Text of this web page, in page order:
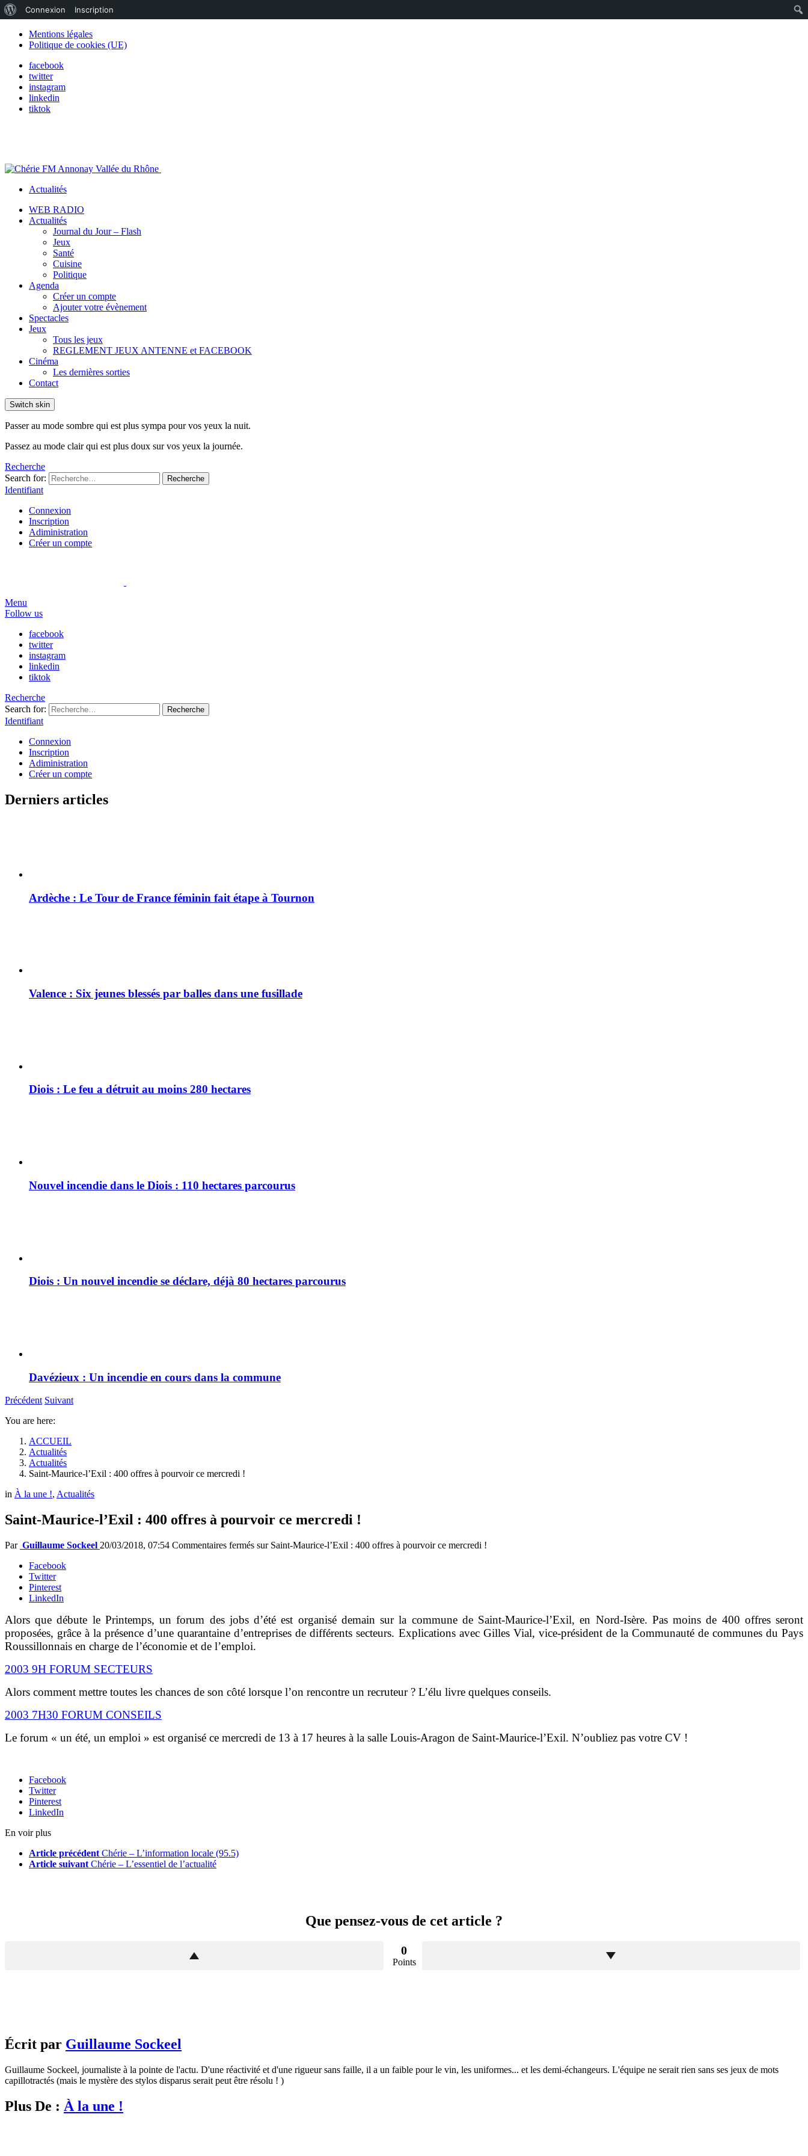
Mentions légales
Politique de cookies (UE)
facebook
twitter
instagram
linkedin
tiktok
Actualités
WEB RADIO
Actualités
Journal du Jour – Flash
Jeux
Santé
Cuisine
Politique
Agenda
Créer un compte
Ajouter votre évènement
Spectacles
Jeux
Tous les jeux
REGLEMENT JEUX ANTENNE et FACEBOOK
Cinéma
Les dernières sorties
Contact
Switch skin
Passer au mode sombre qui est plus sympa pour vos yeux la nuit.
Passez au mode clair qui est plus doux sur vos yeux la journée.
Recherche
Search for:
Recherche
Identifiant
Connexion
Inscription
Adiministration
Créer un compte
Menu
Follow us
facebook
twitter
instagram
linkedin
tiktok
Recherche
Search for:
Recherche
Identifiant
Connexion
Inscription
Adiministration
Créer un compte
Derniers articles
Ardèche : Le Tour de France féminin fait étape à Tournon
Valence : Six jeunes blessés par balles dans une fusillade
Diois : Le feu a détruit au moins 280 hectares
Nouvel incendie dans le Diois : 110 hectares parcourus
Diois : Un nouvel incendie se déclare, déjà 80 hectares parcourus
Davézieux : Un incendie en cours dans la commune
Précédent Suivant
You are here:
ACCUEIL
Actualités
Actualités
Saint-Maurice-l’Exil : 400 offres à pourvoir ce mercredi !
in À la une !, Actualités
Saint-Maurice-l’Exil : 400 offres à pourvoir ce mercredi !
Par Guillaume Sockeel 20/03/2018, 07:54 Commentaires fermés sur Saint-Maurice-l’Exil : 400 offres à pourvoir ce mercredi !
Facebook
Twitter
Pinterest
LinkedIn
Alors que débute le Printemps, un forum des jobs d’été est organisé demain sur la commune de Saint-Maurice-l’Exil, en Nord-Isère. Pas moins de 400 offres seront
proposées, grâce à la présence d’une quarantaine d’entreprises de différents secteurs. Explications avec Gilles Vial, vice-président de la Communauté de communes du Pays
Roussillonnais en charge de l’économie et de l’emploi.
2003 9H FORUM SECTEURS
Alors comment mettre toutes les chances de son côté lorsque l’on rencontre un recruteur ? L’élu livre quelques conseils.
2003 7H30 FORUM CONSEILS
Le forum « un été, un emploi » est organisé ce mercredi de 13 à 17 heures à la salle Louis-Aragon de Saint-Maurice-l’Exil. N’oubliez pas votre CV !
Facebook
Twitter
Pinterest
LinkedIn
En voir plus
Article précédent Chérie – L’information locale (95.5)
Article suivant Chérie – L’essentiel de l’actualité
Que pensez-vous de cet article ?
0
Points
Écrit par Guillaume Sockeel
Guillaume Sockeel, journaliste à la pointe de l'actu. D'une réactivité et d'une rigueur sans faille, il a un faible pour le vin, les uniformes... et les demi-échangeurs. L'équipe ne serait rien sans ses jeux de mots
capillotractés (mais le mystère des stylos disparus serait peut être résolu ! )
Plus De : À la une !
de
WordPress
Connexion Inscription